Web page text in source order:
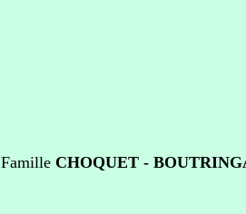
FamilleCHOQUET -